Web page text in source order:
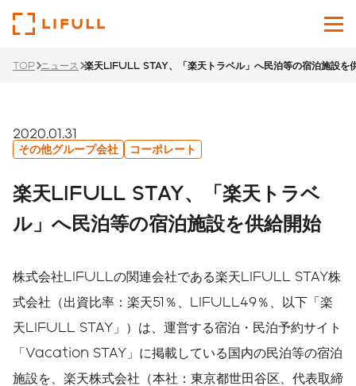
Japanese English
サービス
TOP ニュース 楽天LIFULL STAY、「楽天トラベル」へ民泊等の宿泊施設を
2020.01.31
その他グループ会社 コーポレート
楽天LIFULL STAY、「楽天トラベ
ル」へ民泊等の宿泊施設を供給開始
株式会社LIFULLの関連会社である楽天LIFULL STAY株
式会社（出資比率：楽天51％、LIFULL49％、以下「楽
天LIFULL STAY」）は、運営する宿泊・民泊予約サイト
「Vacation STAY」に掲載している国内の民泊等の宿泊
施設を、楽天株式会社（本社：東京都世田谷区、代表取締